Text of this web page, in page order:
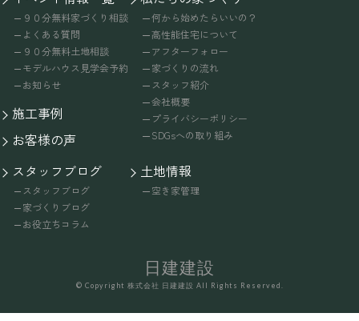
９０分無料家づくり相談
よくある質問
９０分無料土地相談
モデルハウス見学会予約
お知らせ
施工事例
お客様の声
何から始めたらいいの？
高性能住宅について
アフターフォロー
家づくりの流れ
スタッフ紹介
会社概要
プライバシーポリシー
SDGsへの取り組み
スタッフブログ
スタッフブログ
家づくりブログ
お役立ちコラム
土地情報
空き家管理
日建建設
© Copyright 株式会社 日建建設 All Rights Reserved.